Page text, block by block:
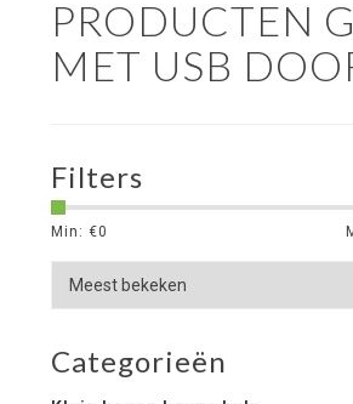
PRODUCTEN
MET USB
Filters
Min: €0
Categorieën